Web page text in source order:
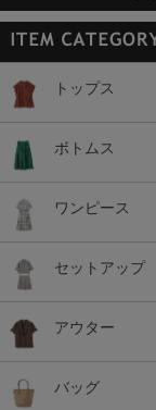
トップス
ボトムス
ワンピース
セットアップ
アウター
バッグ